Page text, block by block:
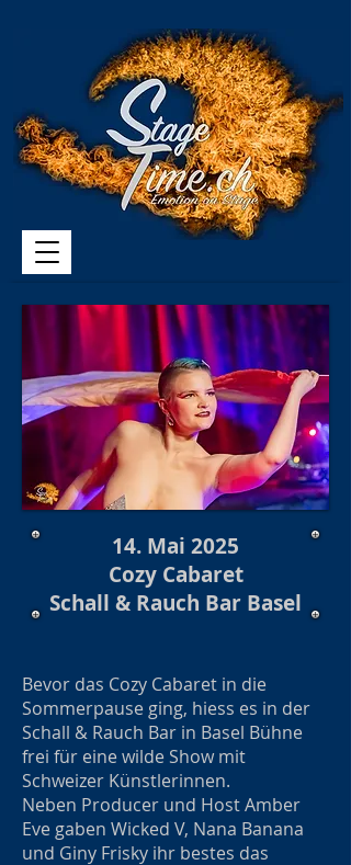
14. Mai 2025
Cozy Cabaret
Schall & Rauch Bar Basel
Bevor das Cozy Cabaret in die
Sommerpause ging, hiess es in der
Schall & Rauch Bar in Basel Bühne
frei für eine wilde Show mit
Schweizer Künstlerinnen.
Neben Producer und Host Amber
Eve gaben Wicked V, Nana Banana
und Giny Frisky ihr bestes das